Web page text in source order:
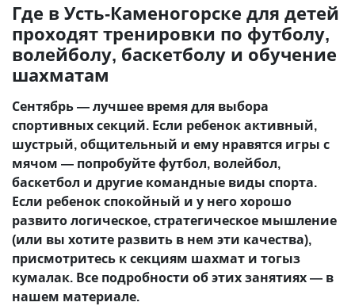
Где в Усть-Каменогорске для детей
проходят тренировки по футболу,
волейболу, баскетболу и обучение
шахматам
Сентябрь — лучшее время для выбора
спортивных секций. Если ребенок активный,
шустрый, общительный и ему нравятся игры с
мячом — попробуйте футбол, волейбол,
баскетбол и другие командные виды спорта.
Если ребенок спокойный и у него хорошо
развито логическое, стратегическое мышление
(или вы хотите развить в нем эти качества),
присмотритесь к секциям шахмат и тогыз
кумалак. Все подробности об этих занятиях — в
нашем материале.